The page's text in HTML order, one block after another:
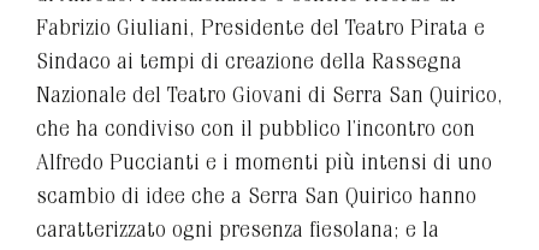
Fabrizio Giuliani, Presidente del Teatro Pirata e
Sindaco ai tempi di creazione della Rassegna
Nazionale del Teatro Giovani di Serra San Quirico,
che ha condiviso con il pubblico l’incontro con
Alfredo Puccianti e i momenti più intensi di uno
scambio di idee che a Serra San Quirico hanno
caratterizzato ogni presenza fiesolana; e la